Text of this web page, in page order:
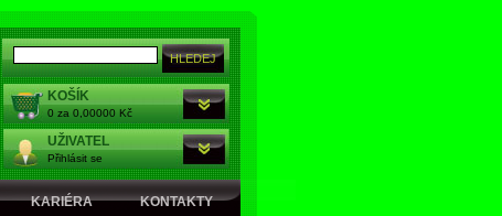
KOŠÍK
0 za 0,00000 Kč
UŽIVATEL
Přihlásit se
KARIÉRA KONTAKTY